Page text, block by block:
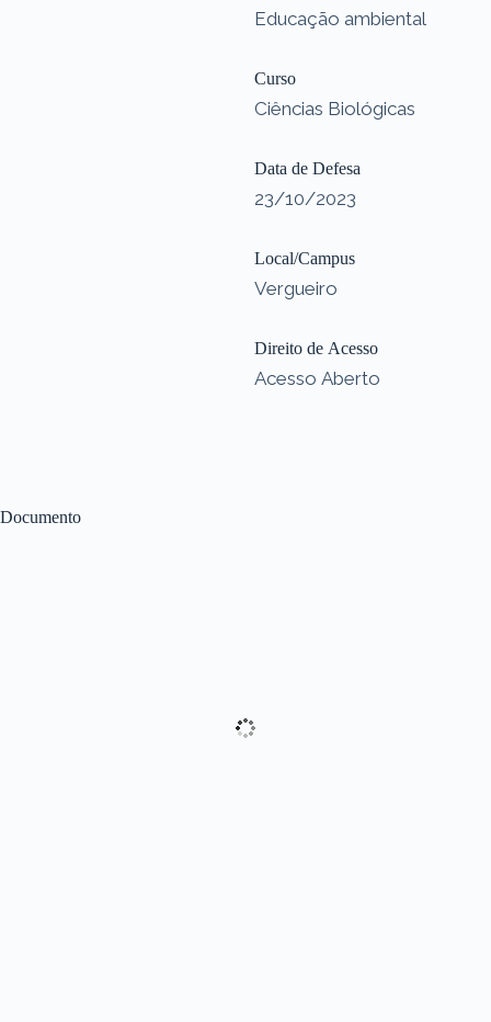
Documento
Educação ambiental
Curso
Ciências Biológicas
Data de Defesa
23/10/2023
Local/Campus
Vergueiro
Direito de Acesso
Acesso Aberto